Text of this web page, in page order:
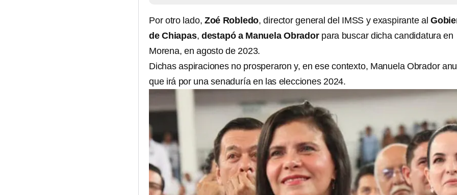
Por otro lado, Zoé Robledo, director general del IMSS y exaspirante al
de Chiapas, destapó a Manuela Obradorpara buscar dicha candidatura en
Morena, en agosto de 2023.
Dichas aspiraciones no prosperaron y, en ese contexto, Manuela Obrador
que irá por una senaduría en las elecciones 2024.